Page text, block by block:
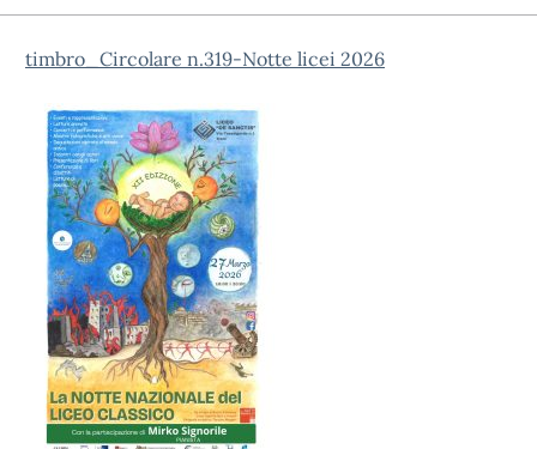
timbro_Circolare n.319-Notte licei 2026